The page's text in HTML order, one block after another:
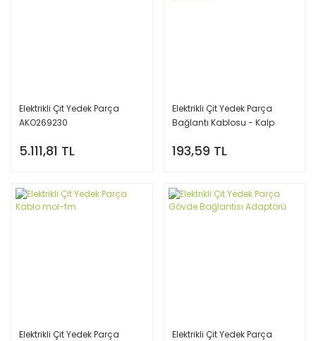
Elektrikli Çit Yedek Parça
AKO269230
5.111,81 TL
Elektrikli Çit Yedek Parça
Bağlantı Kablosu - Kalp
193,59 TL
Elektrikli Çit Yedek Parça
Elektrikli Çit Yedek Parça